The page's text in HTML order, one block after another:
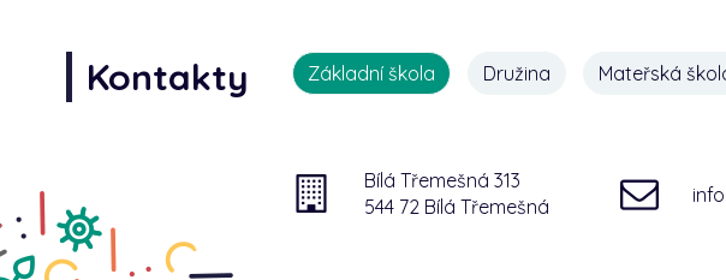
Kontakty Základní škola Družina Mateřská
Bílá Třemešná 313
544 72 Bílá Třemešná